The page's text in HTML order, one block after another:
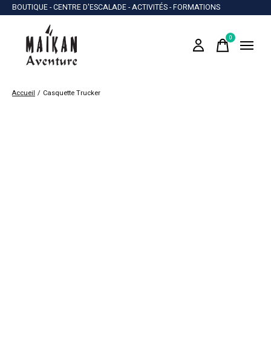
BOUTIQUE - CENTRE D'ESCALADE - ACTIVITÉS - FORMATIONS
0items
Accueil / Casquette Trucker